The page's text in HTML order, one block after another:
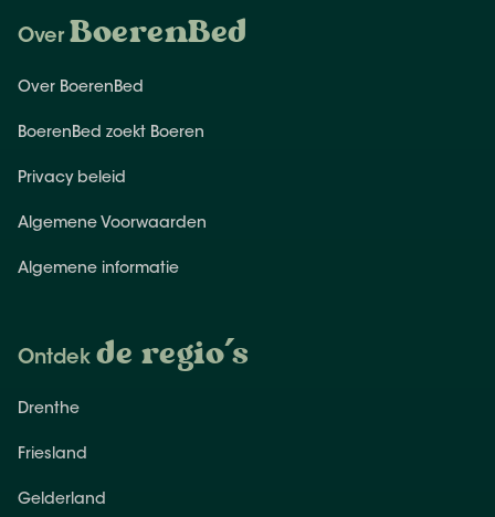
Over BoerenBed
Over BoerenBed
BoerenBed zoekt Boeren
Privacy beleid
Algemene Voorwaarden
Algemene informatie
Ontdek de regio's
Drenthe
Friesland
Gelderland